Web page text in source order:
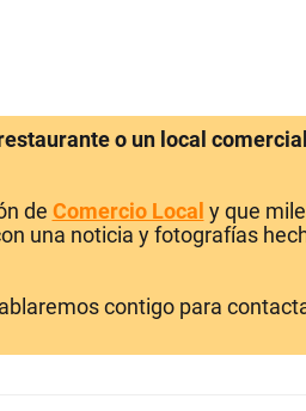
o un local
de Comercio Local y que
una noticia y fotografías
contigo para